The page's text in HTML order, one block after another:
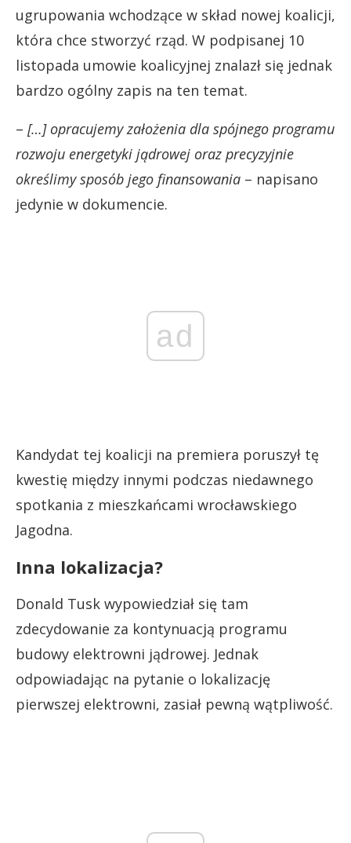
ugrupowania wchodzące w skład nowej koalicji,
która chce stworzyć rząd. W podpisanej 10
listopada umowie koalicyjnej znalazł się jednak
bardzo ogólny zapis na ten temat.
– […] opracujemy założenia dla spójnego programu
rozwoju energetyki jądrowej oraz precyzyjnie
określimy sposób jego finansowania – napisano
jedynie w dokumencie.
ad
Kandydat tej koalicji na premiera poruszył tę
kwestię między innymi podczas niedawnego
spotkania z mieszkańcami wrocławskiego
Jagodna.
Inna lokalizacja?
Donald Tusk wypowiedział się tam
zdecydowanie za kontynuacją programu
budowy elektrowni jądrowej. Jednak
odpowiadając na pytanie o lokalizację
pierwszej elektrowni, zasiał pewną wątpliwość.